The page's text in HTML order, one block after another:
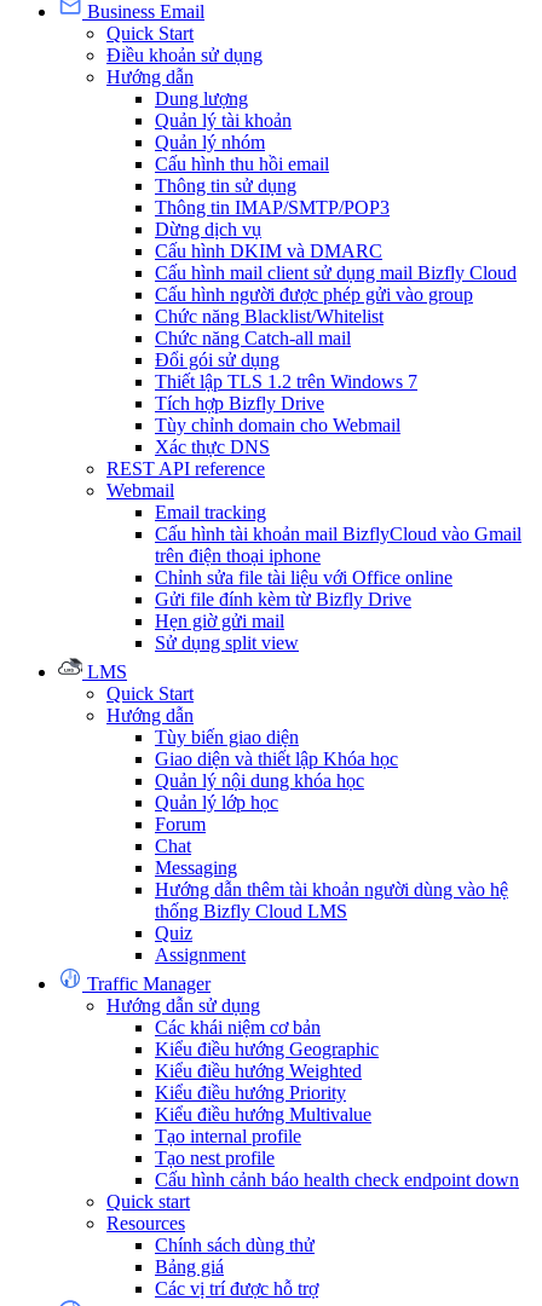
Business Email
Quick Start
Điều khoản sử dụng
Hướng dẫn
Dung lượng
Quản lý tài khoản
Quản lý nhóm
Cấu hình thu hồi email
Thông tin sử dụng
Thông tin IMAP/SMTP/POP3
Dừng dịch vụ
Cấu hình DKIM và DMARC
Cấu hình mail client sử dụng mail Bizfly Cloud
Cấu hình người được phép gửi vào group
Chức năng Blacklist/Whitelist
Chức năng Catch-all mail
Đổi gói sử dụng
Thiết lập TLS 1.2 trên Windows 7
Tích hợp Bizfly Drive
Tùy chỉnh domain cho Webmail
Xác thực DNS
REST API reference
Webmail
Email tracking
Cấu hình tài khoản mail BizflyCloud vào Gmail
trên điện thoại iphone
Chỉnh sửa file tài liệu với Office online
Gửi file đính kèm từ Bizfly Drive
Hẹn giờ gửi mail
Sử dụng split view
LMS
Quick Start
Hướng dẫn
Tùy biến giao diện
Giao diện và thiết lập Khóa học
Quản lý nội dung khóa học
Quản lý lớp học
Forum
Chat
Messaging
Hướng dẫn thêm tài khoản người dùng vào hệ
thống Bizfly Cloud LMS
Quiz
Assignment
Traffic Manager
Hướng dẫn sử dụng
Các khái niệm cơ bản
Kiểu điều hướng Geographic
Kiểu điều hướng Weighted
Kiểu điều hướng Priority
Kiểu điều hướng Multivalue
Tạo internal profile
Tạo nest profile
Cấu hình cảnh báo health check endpoint down
Quick start
Resources
Chính sách dùng thử
Bảng giá
Các vị trí được hỗ trợ